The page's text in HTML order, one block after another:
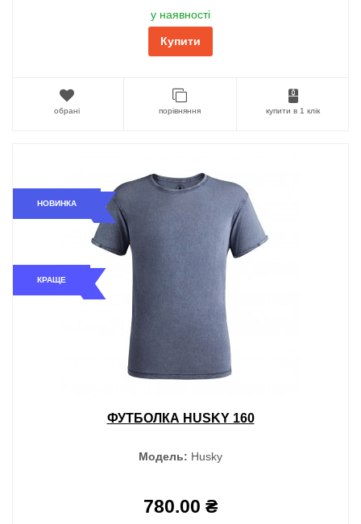
у наявності
Купити
обрані порівняння купити в 1 клік
НОВИНКА
КРАЩЕ
ФУТБОЛКА HUSKY 160
Модель: Husky
780.00 ₴